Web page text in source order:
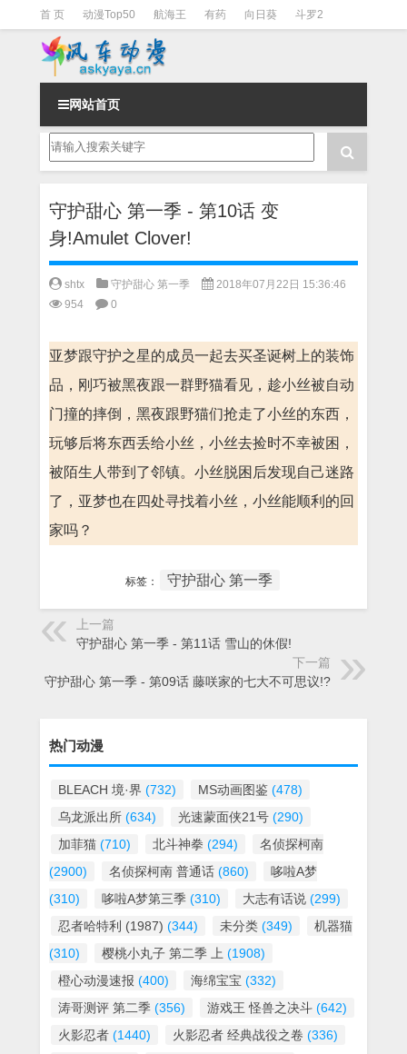
首 页 动漫Top50 航海王 有药 向日葵 斗罗2
斗罗3 火影 一拳超人
网站首页
守护甜心 第一季 - 第10话 变
身!Amulet Clover!
shtx 守护甜心 第一季
2018年07月22日 15:36:46
954
0
亚梦跟守护之星的成员一起去买圣诞树上的装饰
品，刚巧被黑夜跟一群野猫看见，趁小丝被自动
门撞的摔倒，黑夜跟野猫们抢走了小丝的东西，
玩够后将东西丢给小丝，小丝去捡时不幸被困，
被陌生人带到了邻镇。小丝脱困后发现自己迷路
了，亚梦也在四处寻找着小丝，小丝能顺利的回
家吗？
标签： 守护甜心 第一季
上一篇
守护甜心 第一季 - 第11话 雪山的休假!
下一篇
守护甜心 第一季 - 第09话 藤咲家的七大不可思议!?
热门动漫
BLEACH 境·界 (732) MS动画图鉴 (478)
乌龙派出所 (634) 光速蒙面侠21号 (290)
加菲猫 (710) 北斗神拳 (294)
名侦探柯南
(2900)
名侦探柯南 普通话 (860)
哆啦A梦
(310)
哆啦A梦第三季 (310) 大志有话说 (299)
忍者哈特利 (1987) (344) 未分类 (349)
机器猫
(310)
樱桃小丸子 第二季 上 (1908)
橙心动漫速报 (400) 海绵宝宝 (332)
涛哥测评 第二季 (356) 游戏王 怪兽之决斗 (642)
火影忍者 (1440) 火影忍者 经典战役之卷 (336)